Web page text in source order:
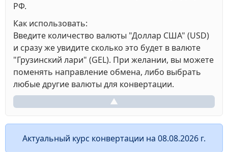
РФ.
Как использовать:
Введите количество валюты "Доллар США" (USD)
и сразу же увидите сколько это будет в валюте
"Грузинский лари" (GEL). При желании, вы можете
поменять направление обмена, либо выбрать
любые другие валюты для конвертации.
▲
Актуальный курс конвертации на 08.08.2026 г.